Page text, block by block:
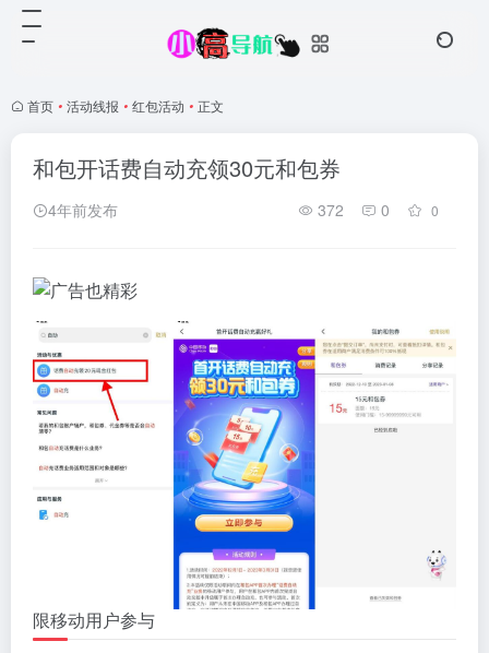
首页 • 活动线报 • 红包活动 • 正文
和包开话费自动充领30元和包券
4年前发布 372 0 0
限移动用户参与